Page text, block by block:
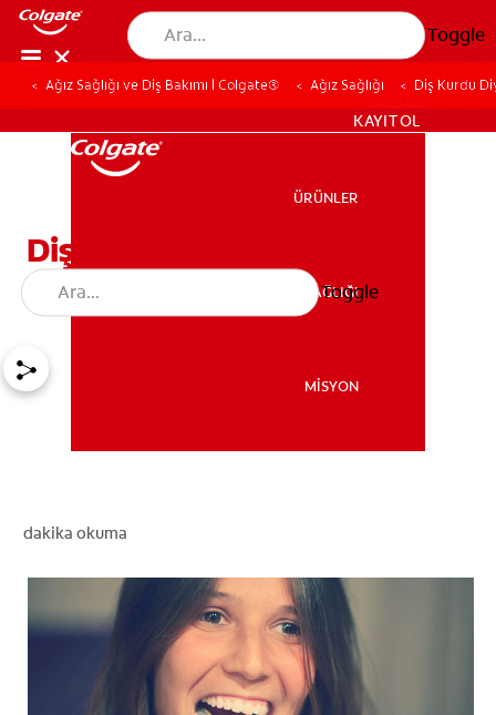
Toggle
MİSYON
KAYIT OL
ÜRÜNLER
AĞIZ SAĞLIĞI
MİSYON
Toggle
Ağız Sağlığı ve Diş Bakımı | Colgate® Ağız Sağlığı Diş Kurdu
Diş Kurdu Olarak Bilinen
Dentin Tübülü Nedir?
dakika okuma